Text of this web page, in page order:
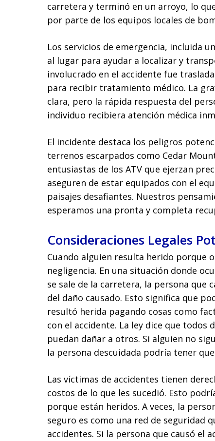
carretera y terminó en un arroyo, lo
por parte de los equipos locales de
Los servicios de emergencia, incluida
al lugar para ayudar a localizar y
involucrado en el accidente fue
para recibir tratamiento médico. La
clara, pero la rápida respuesta del
individuo recibiera atención médica
El incidente destaca los peligros
terrenos escarpados como Cedar
entusiastas de los ATV que ejerzan
aseguren de estar equipados con el
paisajes desafiantes. Nuestros
esperamos una pronta y completa
Consideraciones Legales
Cuando alguien resulta herido porque
negligencia. En una situación donde
se sale de la carretera, la persona que
del daño causado. Esto significa que
resultó herida pagando cosas como
con el accidente. La ley dice que todos
puedan dañar a otros. Si alguien no
la persona descuidada podría tener
Las víctimas de accidentes tienen
costos de lo que les sucedió. Esto
porque están heridos. A veces, la
seguro es como una red de seguridad
accidentes. Si la persona que causó el